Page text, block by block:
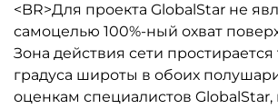
<BR>Для проекта GlobalStar не
самоцелью 100%-ный охват
Зона действия сети простирается
градуса широты в обоих
оценкам специалистов GlobalStar,